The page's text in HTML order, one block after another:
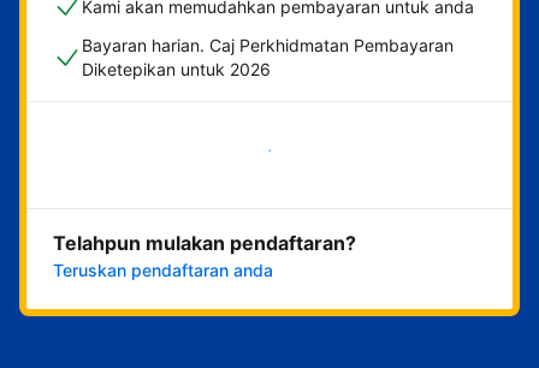
Kami akan memudahkan pembayaran untuk anda
Bayaran harian. Caj Perkhidmatan Pembayaran
Diketepikan untuk 2026
Mulakan sekarang
Telahpun mulakan pendaftaran?
Teruskan pendaftaran anda